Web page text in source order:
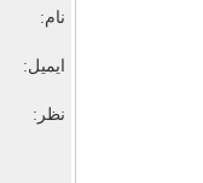
نام:
ایمیل:
نظر: